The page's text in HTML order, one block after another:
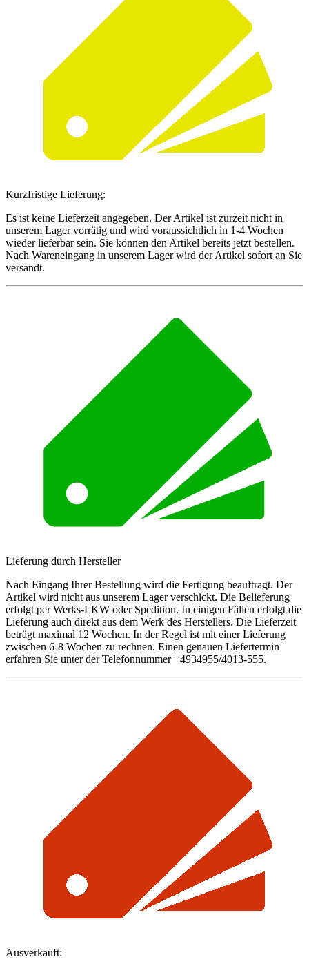
Kurzfristige Lieferung:
Es ist keine Lieferzeit angegeben. Der Artikel ist zurzeit nicht in
unserem Lager vorrätig und wird voraussichtlich in 1-4 Wochen
wieder lieferbar sein. Sie können den Artikel bereits jetzt bestellen.
Nach Wareneingang in unserem Lager wird der Artikel sofort an Sie
versandt.
Lieferung durch Hersteller
Nach Eingang Ihrer Bestellung wird die Fertigung beauftragt. Der
Artikel wird nicht aus unserem Lager verschickt. Die Belieferung
erfolgt per Werks-LKW oder Spedition. In einigen Fällen erfolgt die
Lieferung auch direkt aus dem Werk des Herstellers. Die Lieferzeit
beträgt maximal 12 Wochen. In der Regel ist mit einer Lieferung
zwischen 6-8 Wochen zu rechnen. Einen genauen Liefertermin
erfahren Sie unter der Telefonnummer +4934955/4013-555.
Ausverkauft: